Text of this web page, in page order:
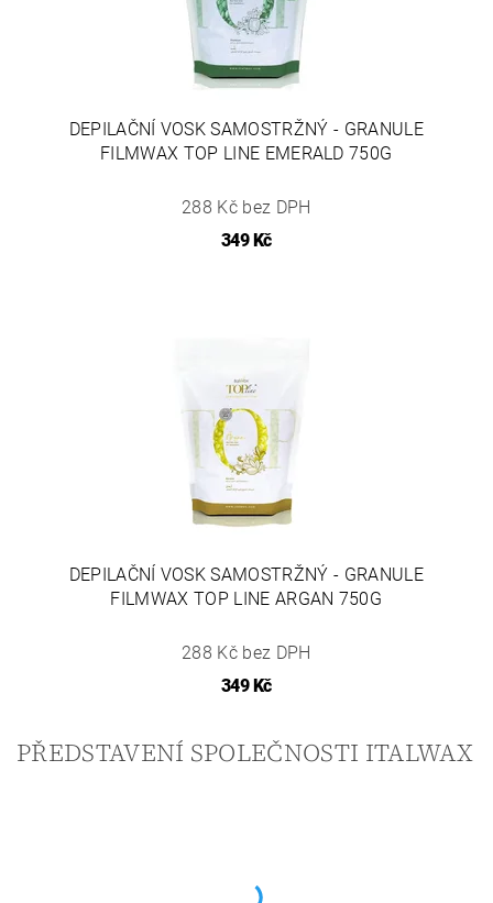
DEPILAČNÍ VOSK SAMOSTRŽNÝ - GRANULE
FILMWAX TOP LINE EMERALD 750G
288 Kč bez DPH
349 Kč
DEPILAČNÍ VOSK SAMOSTRŽNÝ - GRANULE
FILMWAX TOP LINE ARGAN 750G
288 Kč bez DPH
349 Kč
PŘEDSTAVENÍ SPOLEČNOSTI ITALWAX